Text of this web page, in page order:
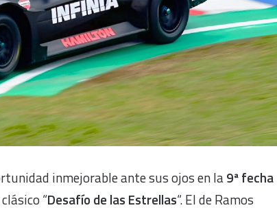
inmejorable ante sus ojos en la9ª fecha
“Desafío de las Estrellas“. El de Ramos